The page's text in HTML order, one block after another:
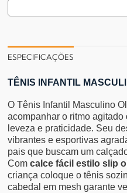
ESPECIFICAÇÕES
TÊNIS INFANTIL
O Tênis Infantil Masculino
acompanhar o ritmo
leveza e praticidade. Seu
vibrantes e esportivas
pais que buscam um
Comcalce fácil estilo slip
criança coloque o tênis
cabedal em mesh garante